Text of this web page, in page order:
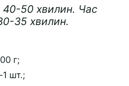
40-50 хвилин. Час
35 хвилин.
г;
1 шт.;